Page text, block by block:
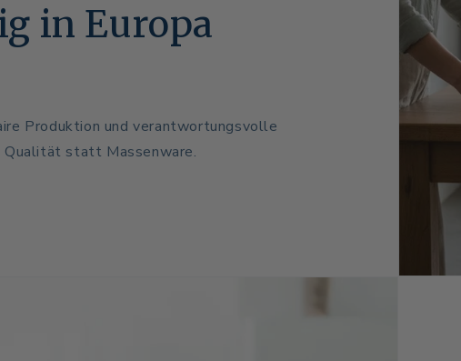
in Europa
Produktion und verantwortungsvolle
Qualität statt Massenware.